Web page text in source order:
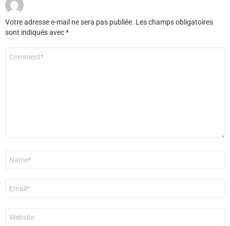
Votre adresse e-mail ne sera pas publiée. Les champs obligatoires
sont indiqués avec*
mail
*
Site
web